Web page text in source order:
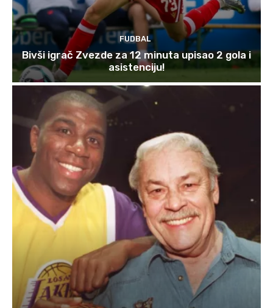
FUDBAL
Bivši igrač Zvezde za 12 minuta upisao 2 gola i
asistenciju!